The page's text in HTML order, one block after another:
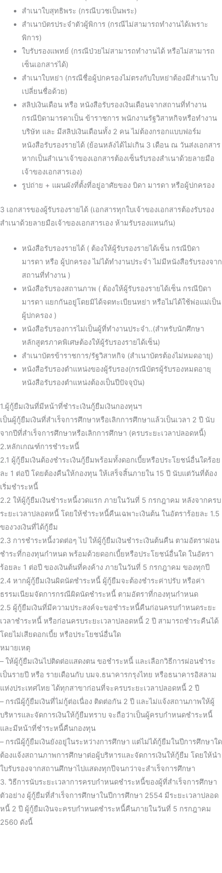
สำเนาใบสุทธิพระ (กรณีบวชเป็นพระ)
สำเนาบัตรประจำตัวผู้พิการ (กรณีไม่สามารถทำงานได้เพราะ
พิการ)
ใบรับรองแพทย์ (กรณีป่วยไม่สามารถทำงานได้ หรือไม่สามารถ
เซ็นเอกสารได้)
สำเนาใบหย่า (กรณีชื่อผู้ปกครองไม่ตรงกับใบหย่าต้องมีสำเนาใบ
เปลี่ยนชื่อด้วย)
สลิปเงินเดือน หรือ หนังสือรับรองเงินเดือนจากสถานที่ทำงาน
กรณีบิดามารดาเป็น ข้าราชการ พนักงานรัฐวิสาหกิจหรือทำงาน
บริษัท และ มีสลิปเงินเดือนทั้ง 2 คน ไม่ต้องกรอกแบบฟอร์ม
หนังสือรับรองรายได้ (ย้อนหลังได้ไม่เกิน 3 เดือน ณ วันส่งเอกสาร
หากเป็นสำเนาเจ้าของเอกสารต้องเซ็นรับรองสำเนาด้วยลายมือ
เจ้าของเอกสารเอง)
รูปถ่าย + แผนผังที่ตั้งที่อยู่อาศัยของ บิดา มารดา หรือผู้ปกครอง
3 เอกสารของผู้รับรองรายได้ (เอกสารทุกใบเจ้าของเอกสารต้องรับรอง
สำเนาด้วยลายมือเจ้าของเอกสารเอง ห้ามรับรองแทนกัน)
หนังสือรับรองรายได้ ( ต้องให้ผู้รับรองรายได้เซ็น กรณีบิดา
มารดา หรือ ผู้ปกครอง ไม่ได้ทำงานประจำ ไม่มีหนังสือรับรองจาก
สถานที่ทำงาน )
หนังสือรับรองสถานภาพ ( ต้องให้ผู้รับรองรายได้เซ็น กรณีบิดา
มารดา แยกกันอยู่โดยมิได้จดทะเบียนหย่า หรือไม่ได้ใช้พ่อแม่เป็น
ผู้ปกครอง )
หนังสือรับรองการไม่เป็นผู้ที่ทำงานประจำ..(สำหรับนักศึกษา
หลักสูตรภาคพิเศษต้องให้ผู้รับรองรายได้เซ็น)
สำเนาบัตรข้าราชการ/รัฐวิสาหกิจ (สำเนาบัตรต้องไม่หมดอายุ)
หนังสือรับรองตำแหน่งของผู้รับรอง(กรณีบัตรผู้รับรองหมดอายุ
หนังสือรับรองตำแหน่งต้องเป็นปีปัจจุบัน)
1.ผู้กู้ยืมเงินที่มีหน้าที่ชำระเงินกู้ยืมเงินกองทุนฯ
เป็นผู้กู้ยืมเงินที่สำเร็จการศึกษาหรือเลิกการศึกษาแล้วเป็นเวลา 2 ปี นับ
จากปีที่สำเร็จการศึกษาหรือเลิกการศึกษา (ครบระยะเวลาปลอดหนี้)
2.หลักเกณฑ์การชำระหนี้
2.1 ผู้กู้ยืมเงินต้องชำระเงินกู้ยืมพร้อมทั้งดอกเบี้ยหรือประโยชน์อื่นใดร้อย
ละ 1 ต่อปี โดยต้องคืนให้กองทุน ให้เสร็จสิ้นภายใน 15 ปี นับแต่วันที่ต้อง
เริ่มชำระหนี้
2.2 ให้ผู้กู้ยืมเงินชำระหนี้งวดแรก ภายในวันที่ 5 กรกฎาคม หลังจากครบ
ระยะเวลาปลอดหนี้ โดยให้ชำระหนี้คืนเฉพาะเงินต้น ในอัตราร้อยละ 1.5
ของวงเงินที่ได้กู้ยืม
2.3 การชำระหนี้งวดต่อๆ ไป ให้ผู้กู้ยืมเงินชำระเงินต้นคืน ตามอัตราผ่อน
ชำระที่กองทุนกำหนด พร้อมด้วยดอกเบี้ยหรือประโยชน์อื่นใด ในอัตรา
ร้อยละ 1 ต่อปี ของเงินต้นที่คงค้าง ภายในวันที่ 5 กรกฎาคม ของทุกปี
2.4 หากผู้กู้ยืมเงินผิดนัดชำระหนี้ ผู้กู้ยืมจะต้องชำระค่าปรับ หรือค่า
ธรรมเนียมจัดการกรณีผิดนัดชำระหนี้ ตามอัตราที่กองทุนกำหนด
2.5 ผู้กู้ยืมเงินที่มีความประสงค์จะขอชำระหนี้คืนก่อนครบกำหนดระยะ
เวลาชำระหนี้ หรือก่อนครบระยะเวลาปลอดหนี้ 2 ปี สามารถชำระคืนได้
โดยไม่เสียดอกเบี้ย หรือประโยชน์อื่นใด
หมายเหตุ
– ให้ผู้กู้ยืมเงินไปติดต่อแสดงตน ขอชำระหนี้ และเลือกวิธีการผ่อนชำระ
เป็นรายปี หรือ รายเดือนกับ บมจ.ธนาคารกรุงไทย หรือธนาคารอิสลาม
แห่งประเทศไทย ได้ทุกสาขาก่อนที่จะครบระยะเวลาปลอดหนี้ 2 ปี
– กรณีผู้กู้ยืมเงินที่ไม่กู้ต่อเนื่อง ติดต่อกัน 2 ปี และไม่แจ้งสถานภาพให้ผู้
บริหารและจัดการเงินให้กู้ยืมทราบ จะถือว่าเป็นผู้ครบกำหนดชำระหนี้
และมีหน้าที่ชำระหนี้คืนกองทุน
– กรณีผู้กู้ยืมเงินยังอยู่ในระหว่างการศึกษา แต่ไม่ได้กู้ยืมในปีการศึกษาใด
ต้องแจ้งสถานภาพการศึกษาต่อผู้บริหารและจัดการเงินให้กู้ยืม โดยให้นำ
ใบรับรองจากสถานศึกษาไปแสดงทุกปีจนกว่าจะสำเร็จการศึกษา
3. วิธีการนับระยะเวลาการครบกำหนดชำระหนี้ของผู้ที่สำเร็จการศึกษา
ตัวอย่าง ผู้กู้ยืมที่สำเร็จการศึกษาในปีการศึกษา 2554 มีระยะเวลาปลอด
หนี้ 2 ปี ผู้กู้ยืมเงินจะครบกำหนดชำระหนี้คืนภายในวันที่ 5 กรกฎาคม
2560 ดังนี้